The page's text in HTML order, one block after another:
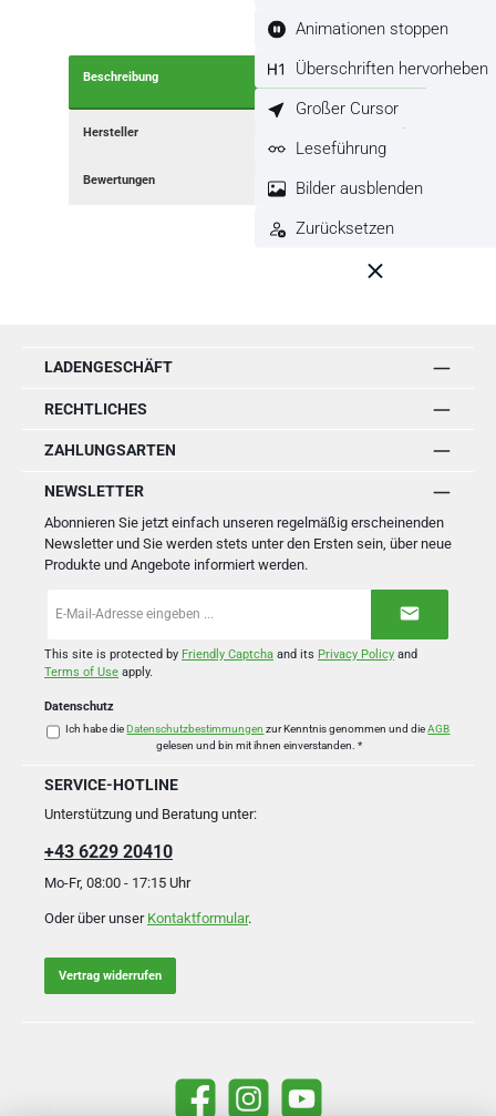
Beschreibung
Hersteller
Bewertungen
LADENGESCHÄFT
RECHTLICHES
ZAHLUNGSARTEN
NEWSLETTER
Abonnieren Sie jetzt einfach unseren regelmäßig erscheinenden
Newsletter und Sie werden stets unter den Ersten sein, über neue
Produkte und Angebote informiert werden.
Mail-
*
This site is protected by Friendly Captcha and its Privacy Policy and
Terms of Use apply.
Datenschutz
Ich habe dieDatenschutzbestimmungen zur Kenntnis genommen und dieAGB
gelesen und bin mit ihnen einverstanden. *
SERVICE-HOTLINE
Unterstützung und Beratung unter:
+43 6229 20410
Mo-Fr, 08:00 - 17:15 Uhr
Oder über unser Kontaktformular.
Vertrag widerrufen
Facebook Instagram YouTube
Animationen stoppen
Überschriften hervorheben
Großer Cursor
Leseführung
Bilder ausblenden
Zurücksetzen